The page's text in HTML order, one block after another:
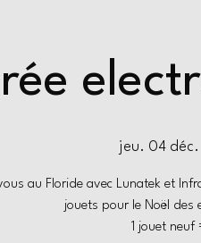
jeu. 04 déc.
au Floride avec Lunatek et
jouets pour le Noël des
1 jouet neuf